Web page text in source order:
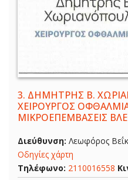
3. ΔΗΜΗΤΡΗΣ Β.
ΧΕΙΡΟΥΡΓΟΣ
ΜΙΚΡΟΕΠΕΜΒΑΣΕΙΣ
Διεύθυνση: Λεωφόρος
Οδηγίες χάρτη
Τηλέφωνο: 2110016558